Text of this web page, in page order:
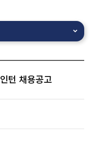
턴 채용공고